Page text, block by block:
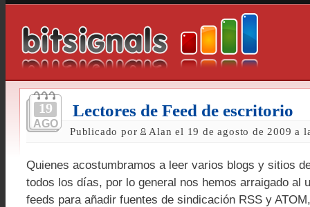
19
AGO
Lectores de Feed de escritorio
Publicado por Alan el 19 de agosto de 2009 a
Quienes acostumbramos a leer varios blogs y sitios
todos los días, por lo general nos hemos arraigado al
feeds para añadir fuentes de sindicación RSS y